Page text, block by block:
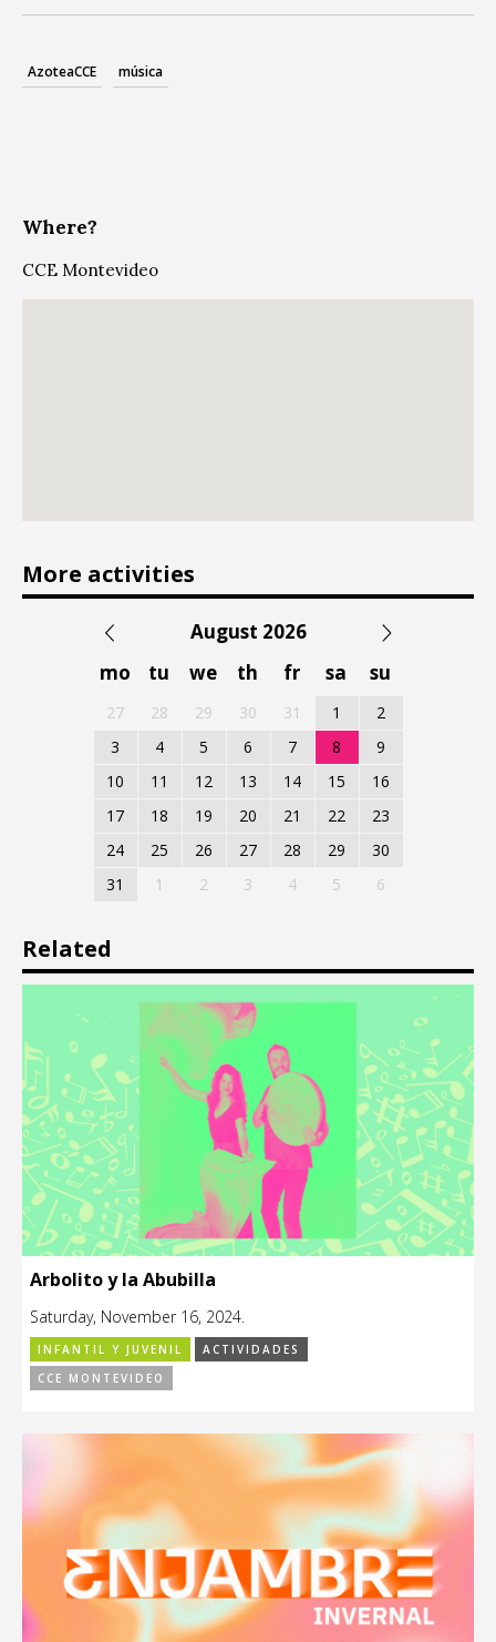
AzoteaCCE música
Where?
CCE Montevideo
More activities
August 2026
mo
tu we th fr sa su
27 28 29 30 31 1
2
3
4 5 6 7 8
9
10
11 12 13 14 15
16
17
18 19 20 21 22
23
24
25 26 27 28 29
30
31
1 2 3 4 5 6
Related
Arbolito y la Abubilla
Saturday, November 16, 2024.
INFANTIL Y JUVENIL
ACTIVIDADES
CCE MONTEVIDEO